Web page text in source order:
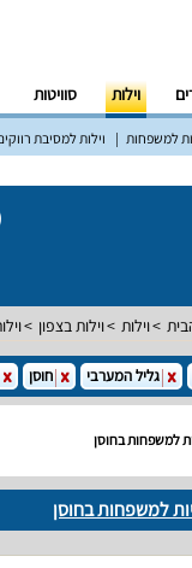
וילות סוויטות
למשפחות וילות למסיבת
וילות וילות בצפון
גליל המערבי חוסן
למשפחות בחוסן
למשפחות בחוסן